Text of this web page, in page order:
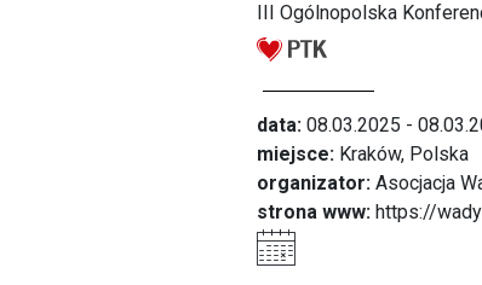
III Ogólnopolska
data: 08.03.2025 -
miejsce: Kraków, Polska
organizator: Asocjacja
strona www: https://